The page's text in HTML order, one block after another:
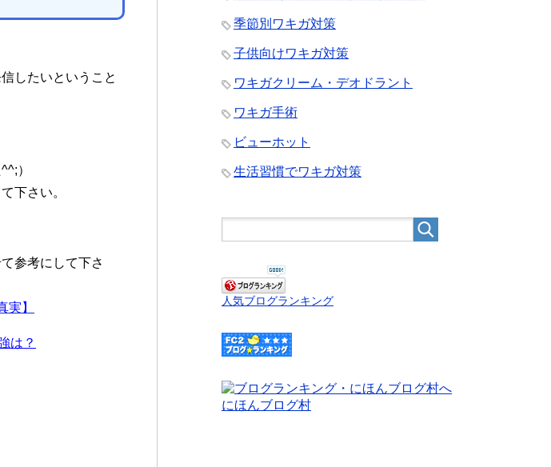
したいということ
）
下さい。
参考にして下さ
】
は？
季節別ワキガ対策
子供向けワキガ対策
ワキガクリーム・デオドラント
ワキガ手術
ビューホット
生活習慣でワキガ対策
人気ブログランキング
にほんブログ村